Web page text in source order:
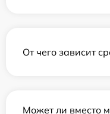
От чего зависит
Может ли вместо